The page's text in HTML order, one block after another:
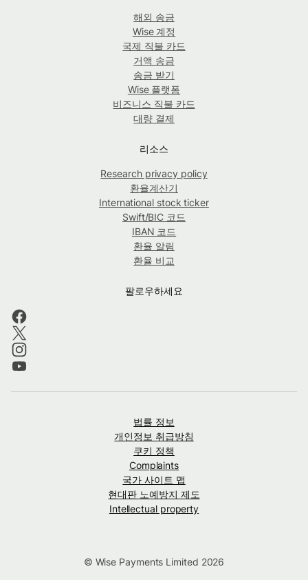
해외 송금
Wise 계정
국제 직불 카드
거액 송금
송금 받기
Wise 플랫폼
비즈니스 직불 카드
대량 결제
리소스
Research privacy policy
환율계산기
International stock ticker
Swift/BIC 코드
IBAN 코드
환율 알림
환율 비교
팔로우하세요
법률 정보
개인정보 취급방침
쿠키 정책
Complaints
국가 사이트 맵
현대판 노예방지 제도
Intellectual property
© Wise Payments Limited 2026